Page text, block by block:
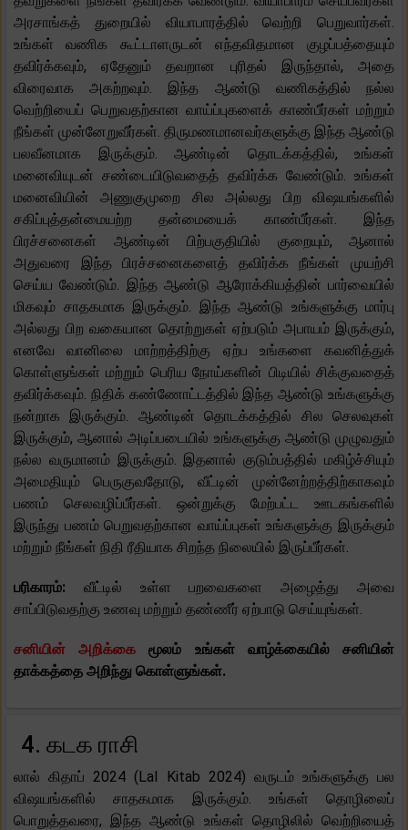
அரசாங்கத் துறையில் வியாபாரத்தில் வெற்றி பெறுவார்கள்.
உங்கள் வணிக கூட்டாளருடன் எந்தவிதமான குழப்பத்தையும்
தவிர்க்கவும், ஏதேனும் தவறான புரிதல் இருந்தால், அதை
விரைவாக அகற்றவும். இந்த ஆண்டு வணிகத்தில் நல்ல
வெற்றியைப் பெறுவதற்கான வாய்ப்புகளைக் காண்பீர்கள் மற்றும்
நீங்கள் முன்னேறுவீர்கள். திருமணமானவர்களுக்கு இந்த ஆண்டு
பலவீனமாக இருக்கும். ஆண்டின் தொடக்கத்தில், உங்கள்
மனைவியுடன் சண்டையிடுவதைத் தவிர்க்க வேண்டும். உங்கள்
மனைவியின் அணுகுமுறை சில அல்லது பிற விஷயங்களில்
சகிப்புத்தன்மையற்ற தன்மையைக் காண்பீர்கள். இந்த
பிரச்சனைகள் ஆண்டின் பிற்பகுதியில் குறையும், ஆனால்
அதுவரை இந்த பிரச்சனைகளைத் தவிர்க்க நீங்கள் முயற்சி
செய்ய வேண்டும். இந்த ஆண்டு ஆரோக்கியத்தின் பார்வையில்
மிகவும் சாதகமாக இருக்கும். இந்த ஆண்டு உங்களுக்கு மார்பு
அல்லது பிற வகையான தொற்றுகள் ஏற்படும் அபாயம் இருக்கும்,
எனவே வானிலை மாற்றத்திற்கு ஏற்ப உங்களை கவனித்துக்
கொள்ளுங்கள் மற்றும் பெரிய நோய்களின் பிடியில் சிக்குவதைத்
தவிர்க்கவும். நிதிக் கண்ணோட்டத்தில் இந்த ஆண்டு உங்களுக்கு
நன்றாக இருக்கும். ஆண்டின் தொடக்கத்தில் சில செலவுகள்
இருக்கும், ஆனால் அடிப்படையில் உங்களுக்கு ஆண்டு முழுவதும்
நல்ல வருமானம் இருக்கும். இதனால் குடும்பத்தில் மகிழ்ச்சியும்
அமைதியும் பெருகுவதோடு, வீட்டின் முன்னேற்றத்திற்காகவும்
பணம் செலவழிப்பீர்கள். ஒன்றுக்கு மேற்பட்ட ஊடகங்களில்
இருந்து பணம் பெறுவதற்கான வாய்ப்புகள் உங்களுக்கு இருக்கும்
மற்றும் நீங்கள் நிதி ரீதியாக சிறந்த நிலையில் இருப்பீர்கள்.
பரிகாரம்: வீட்டில் உள்ள பறவைகளை அழைத்து அவை
சாப்பிடுவதற்கு உணவு மற்றும் தண்ணீர் ஏற்பாடு செய்யுங்கள்.
சனியின் அறிக்கைமூலம் உங்கள் வாழ்க்கையில் சனியின்
தாக்கத்தை அறிந்து கொள்ளுங்கள்.
4. கடக ராசி
லால் கிதாப் 2024 (Lal Kitab 2024) வருடம் உங்களுக்கு பல
விஷயங்களில் சாதகமாக இருக்கும். உங்கள் தொழிலைப்
பொறுத்தவரை, இந்த ஆண்டு உங்கள் தொழிலில் வெற்றியைத்